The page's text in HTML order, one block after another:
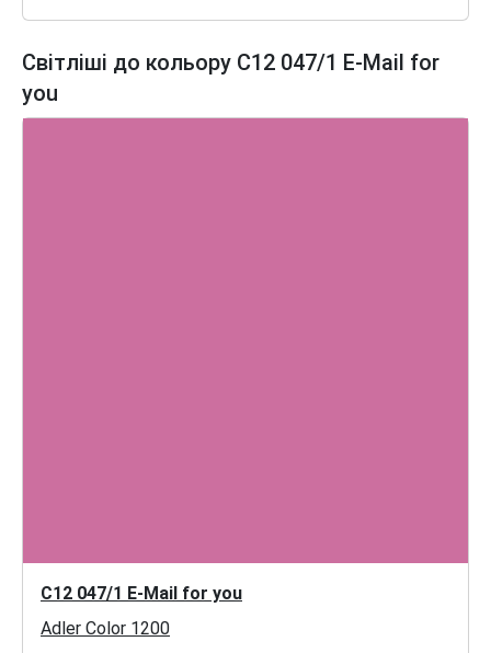
Світліші до кольору C12 047/1 E-Mail for
you
C12 047/1 E-Mail for you
Adler Color 1200